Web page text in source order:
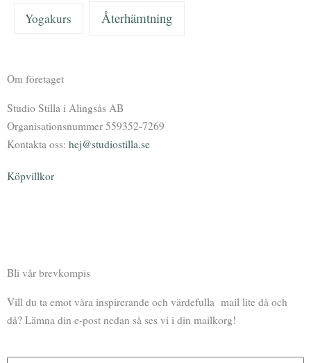
Yogakurs Återhämtning
Om företaget
Studio Stilla i Alingsås AB
Organisationsnummer 559352-7269
Kontakta oss: hej@studiostilla.se
Köpvillkor
a
c
e
n
s
t
u
t
d
c
Bli vår brevkompis
Vill du ta emot våra inspirerande och värdefulla mail lite då och
då? Lämna din e-post nedan så ses vi i din mailkorg!